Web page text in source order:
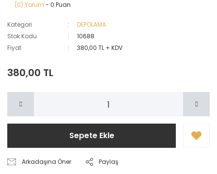
(0) Yorum - 0 Puan
Kategori
DEPOLAMA
Stok Kodu
10688
Fiyat
380,00 TL + KDV
380,00 TL
Sepete Ekle
Arkadaşına Öner Paylaş